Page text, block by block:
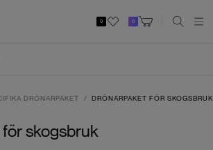
0 0
DRÖNARPAKET DRÖNARPAKET FÖR SKOGSBRUK
skogsbruk